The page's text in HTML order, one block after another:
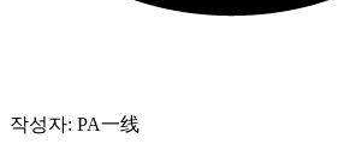
작성자: PA一线